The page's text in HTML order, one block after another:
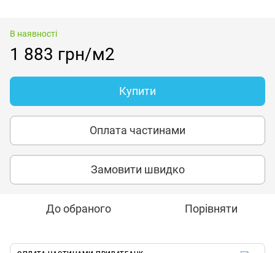
В наявності
1 883 грн/м2
Купити
Оплата частинами
Замовити швидко
До обраного Порівняти